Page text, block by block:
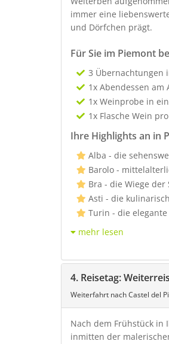
immer eine
und Dörfchen prägt.
Für Sie im Piemont
3 Übernachtungen
1x Abendessen
1x Weinprobe in
1x Flasche Wein
Ihre Highlights an in
Alba - die
Barolo -
Bra - die Wiege der
Asti - die
Turin - die
mehr lesen
4. Reisetag:
Weiterfahrt nach Castel del
Nach dem Frühstück in
inmitten der